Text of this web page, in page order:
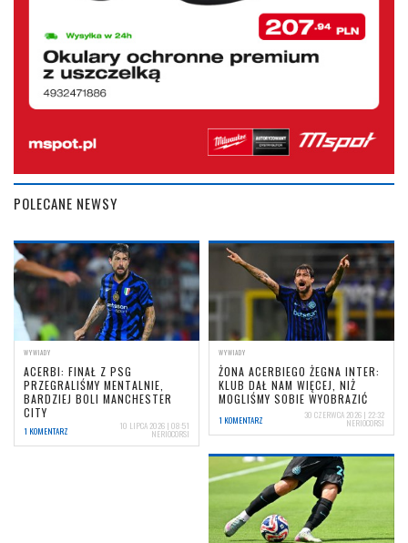
POLECANE NEWSY
WYWIADY
ACERBI: FINAŁ Z PSG
PRZEGRALIŚMY MENTALNIE,
BARDZIEJ BOLI MANCHESTER
CITY
1 KOMENTARZ 10 LIPCA 2026 | 08:51
NERIOCORSI
WYWIADY
ŻONA ACERBIEGO ŻEGNA INTER:
KLUB DAŁ NAM WIĘCEJ, NIŻ
MOGLIŚMY SOBIE WYOBRAZIĆ
1 KOMENTARZ 30 CZERWCA 2026 | 22:32
NERIOCORSI